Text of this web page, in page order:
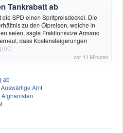
Tankrabatt ab
SPD einen Spritpreisdeckel. Die
zu den Ölpreisen, welche in
seien, sagte Fraktionsvize Armand
dass Kostensteigerungen
(00)
vor 11 Minuten
ab
Amt